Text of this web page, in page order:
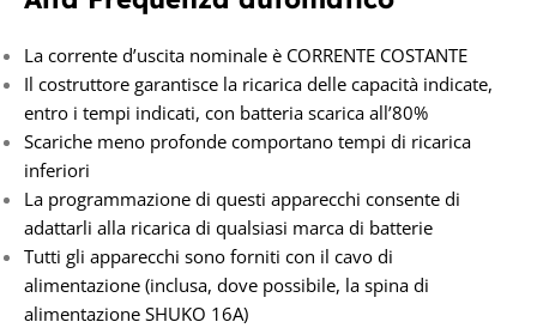
La corrente d’uscita nominale è CORRENTE COSTANTE
Il costruttore garantisce la ricarica delle capacità indicate,
entro i tempi indicati, con batteria scarica all’80%
Scariche meno profonde comportano tempi di ricarica
inferiori
La programmazione di questi apparecchi consente di
adattarli alla ricarica di qualsiasi marca di batterie
Tutti gli apparecchi sono forniti con il cavo di
alimentazione (inclusa, dove possibile, la spina di
alimentazione SHUKO 16A)